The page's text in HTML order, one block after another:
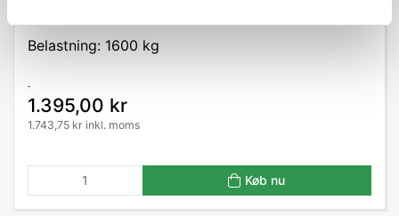
Belastning: 1600 kg
1.395,00 kr
1.743,75 kr inkl. moms
Køb nu